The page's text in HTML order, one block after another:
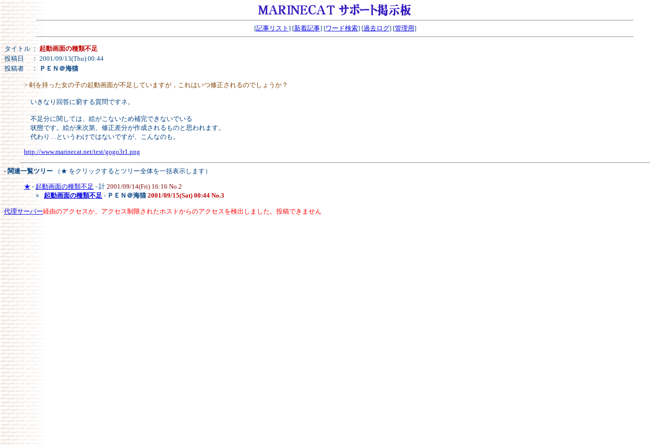
[記事リスト ] [新着記事] [ワード検索] [過去ログ] [管理用]
タイトル ： 起動画面の種類不足
投稿日
： 2001/09/13(Thu) 00:44
投稿者
： ＰＥＮ＠海猫
> 剣を持った女の子の起動画面が不足していますが，これはいつ修正されるのでしょうか？
いきなり回答に窮する質問ですネ。
不足分に関しては、絵がこないため補完できないでいる
状態です。絵が来次第、修正差分が作成されるものと思われます。
代わり…というわけではないですが、こんなのも。
http://www.marinecat.net/test/gogo3r1.png
- 関連一覧ツリー （★ をクリックするとツリー全体を一括表示します）
★ - 起動画面の種類不足 - 計 2001/09/14(Fri) 16:16 No.2
起動画面の種類不足 - ＰＥＮ＠海猫 2001/09/15(Sat) 00:44 No.3
代理サーバー経由のアクセスか、アクセス制限されたホストからのアクセスを検出しました。投稿できません